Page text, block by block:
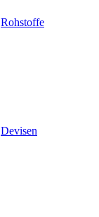
Rohstoffe
Devisen